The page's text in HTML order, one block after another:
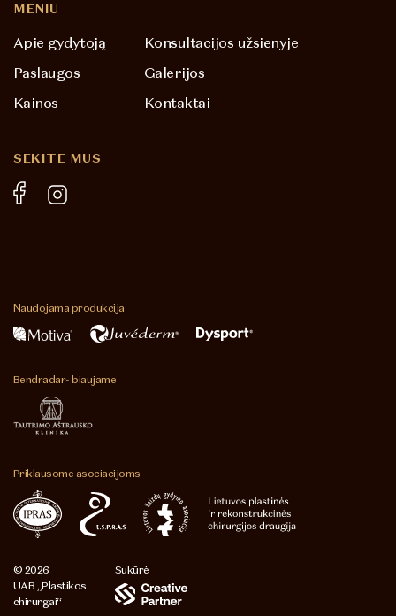
MENIU
Apie gydytoją
Konsultacijos užsienyje
Paslaugos
Galerijos
Kainos
Kontaktai
SEKITE MUS
Naudojama produkcija
Bendradar-biaujame
Priklausome asociacijoms
© 2026
UAB „Plastikos
chirurgai“
Sukūrė